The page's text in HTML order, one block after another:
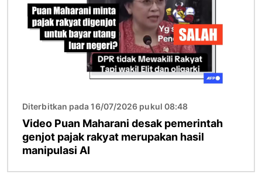
Diterbitkan pada 16/07/2026 pukul 08:48
Video Puan Maharani desak pemerintah
genjot pajak rakyat merupakan hasil
manipulasi AI